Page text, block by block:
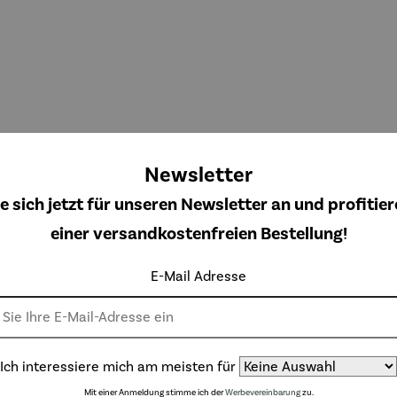
Wanduhr
Regulärer Preis:
Wanduhr
Ziffern
Regulärer Preis:
110,00 €
Funk-
Wanduhr
Zifferblatt
Newsletter
sich jetzt für unseren Newsletter an und
einer versandkostenfreien Bestellung!
E-Mail Adresse
Ich interessiere mich am meisten für
Mit einer Anmeldung stimme ich derWerbevereinbarungzu.